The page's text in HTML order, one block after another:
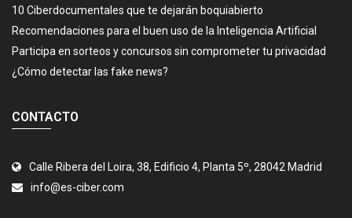
10 Ciberdocumentales que te dejarán boquiabierto
Recomendaciones para el buen uso de la Inteligencia Artificial
Participa en sorteos y concursos sin comprometer tu privacidad
¿Cómo detectar las fake news?
CONTACTO
Calle Ribera del Loira, 38, Edificio 4, Planta 5º, 28042 Madrid
info@es-ciber.com